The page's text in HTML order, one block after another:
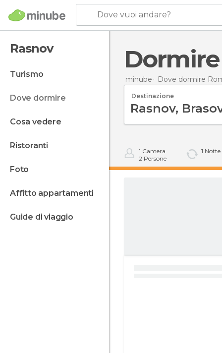
Dove vuoi andare?
Rasnov
turismo
dove dormire
cosa vedere
ristoranti
foto
affitto appartamenti
guide di viaggio
minube Dove dormire
Destinazione
1 Camera
2 Persone
1 Notte